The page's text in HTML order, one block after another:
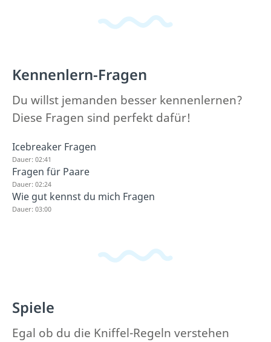
Kennenlern-Fragen
Du willst jemanden besser kennenlernen?
Diese Fragen sind perfekt dafür!
Icebreaker Fragen
Dauer: 02:41
Fragen für Paare
Dauer: 02:24
Wie gut kennst du mich Fragen
Dauer: 03:00
Spiele
Egal ob du die Kniffel-Regeln verstehen